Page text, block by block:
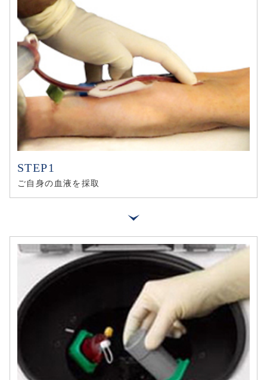
ご自身の血液を採取